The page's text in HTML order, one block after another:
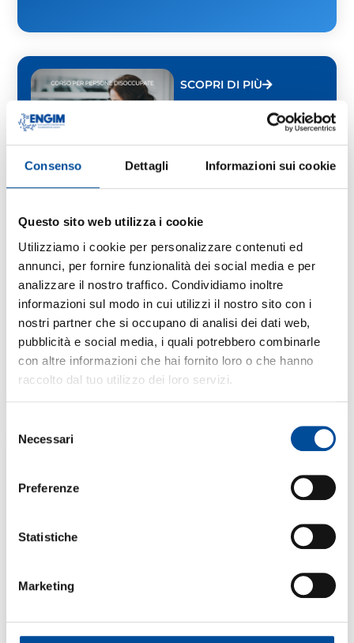
Consenso Dettagli Informazioni sui cookie
Questo sito web utilizza i cookie
Utilizziamo i cookie per personalizzare contenuti ed
annunci, per fornire funzionalità dei social media e per
analizzare il nostro traffico. Condividiamo inoltre
informazioni sul modo in cui utilizzi il nostro sito con i
nostri partner che si occupano di analisi dei dati web,
pubblicità e social media, i quali potrebbero combinarle
con altre informazioni che hai fornito loro o che hanno
raccolto dal tuo utilizzo dei loro servizi.
delNecessari
Preferenze
Statistiche
Marketing
S.L. MURIALDO
PINEROLO
Disoccupati –
TECNICHE BASE DI
SEGRETERIA E
FRONT-OFFICE
60 ORE
GRATUITO
SCOPRI DI PIÙ
PINEROLO
Disoccupati –